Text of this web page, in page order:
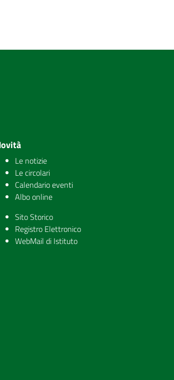
Le notizie
Le circolari
Calendario eventi
Albo online
Sito Storico
Registro Elettronico
WebMail di Istituto